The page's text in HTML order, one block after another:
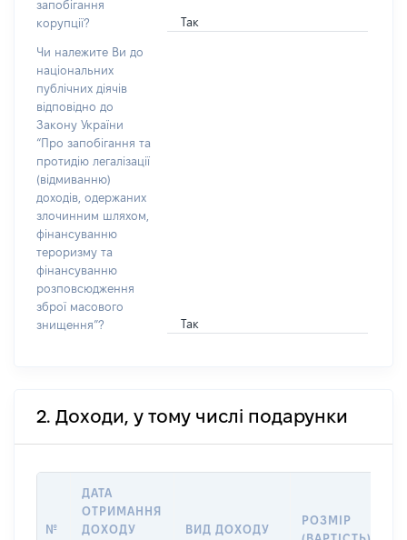
запобігання
корупції?
Так
Чи належите Ви до
національних
публічних діячів
відповідно до
Закону України
“Про запобігання та
протидію легалізації
(відмиванню)
доходів, одержаних
злочинним шляхом,
фінансуванню
тероризму та
фінансуванню
розповсюдження
зброї масового
знищення”?
Так
2. Доходи, у тому числі подарунки
№
ДАТА
ОТРИМАННЯ
ДОХОДУ
ВИД ДОХОДУ
РОЗМІР